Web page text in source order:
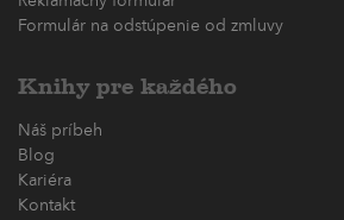
Formulár na odstúpenie od zmluvy
Knihy pre každého
Náš príbeh
Blog
Kariéra
Kontakt